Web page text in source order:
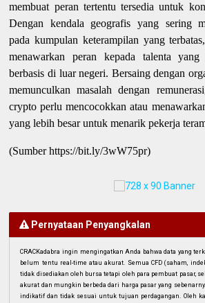
membuat peran tertentu tersedia untuk
Dengan kendala geografis yang sering
pada kumpulan keterampilan yang
menawarkan peran kepada talenta
berbasis di luar negeri. Bersaing dengan
memunculkan masalah dengan
crypto perlu mencocokkan atau
yang lebih besar untuk menarik pekerja
(Sumber https://bit.ly/3wW75pr)
Pernyataan Penyangkalan
CRACKadabra ingin mengingatkan Anda bahwa data yang
belum tentu real-time atau akurat. Semua CFD (saham,
tidak disediakan oleh bursa tetapi oleh para pembuat pasar,
akurat dan mungkin berbeda dari harga pasar yang
indikatif dan tidak sesuai untuk tujuan perdagangan. Oleh